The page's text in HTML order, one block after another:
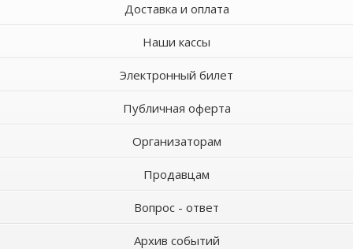
Доставка и оплата
Наши кассы
Электронный билет
Публичная оферта
Организаторам
Продавцам
Вопрос - ответ
Архив событий